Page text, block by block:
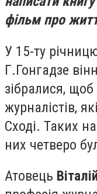
фільм про
У 15-ту
Г.Гонгадзе
зібралися,
журналістів,
Сході. Таких
них четверо
Атовець